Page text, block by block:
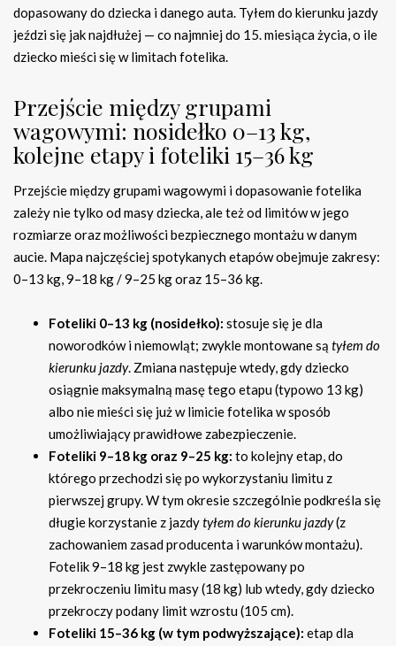
dopasowany do dziecka i danego auta. Tyłem do kierunku jazdy
jeździ się jak najdłużej — co najmniej do 15. miesiąca życia, o ile
dziecko mieści się w limitach fotelika.
Przejście między grupami
wagowymi: nosidełko 0–13 kg,
kolejne etapy i foteliki 15–36 kg
Przejście między grupami wagowymi i dopasowanie fotelika
zależy nie tylko od masy dziecka, ale też od limitów w jego
rozmiarze oraz możliwości bezpiecznego montażu w danym
aucie. Mapa najczęściej spotykanych etapów obejmuje zakresy:
0–13 kg, 9–18 kg / 9–25 kg oraz 15–36 kg.
Foteliki 0–13 kg (nosidełko): stosuje się je dla
noworodków i niemowląt; zwykle montowane są tyłem do
kierunku jazdy. Zmiana następuje wtedy, gdy dziecko
osiągnie maksymalną masę tego etapu (typowo 13 kg)
albo nie mieści się już w limicie fotelika w sposób
umożliwiający prawidłowe zabezpieczenie.
Foteliki 9–18 kg oraz 9–25 kg: to kolejny etap, do
którego przechodzi się po wykorzystaniu limitu z
pierwszej grupy. W tym okresie szczególnie podkreśla się
długie korzystanie z jazdytyłem do kierunku jazdy(z
zachowaniem zasad producenta i warunków montażu).
Fotelik 9–18 kg jest zwykle zastępowany po
przekroczeniu limitu masy (18 kg) lub wtedy, gdy dziecko
przekroczy podany limit wzrostu (105 cm).
Foteliki 15–36 kg (w tym podwyższające): etap dla